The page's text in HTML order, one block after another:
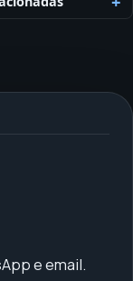
e email.